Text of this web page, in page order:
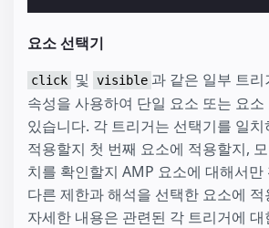
요소 선택기
click 및 visible 과 같은 일부 트
속성을 사용하여 단일 요소 또는 요
있습니다. 각 트리거는 선택기를 일
적용할지 첫 번째 요소에 적용할지,
치를 확인할지 AMP 요소에 대해서만
다른 제한과 해석을 선택한 요소에
자세한 내용은 관련된 각 트리거에